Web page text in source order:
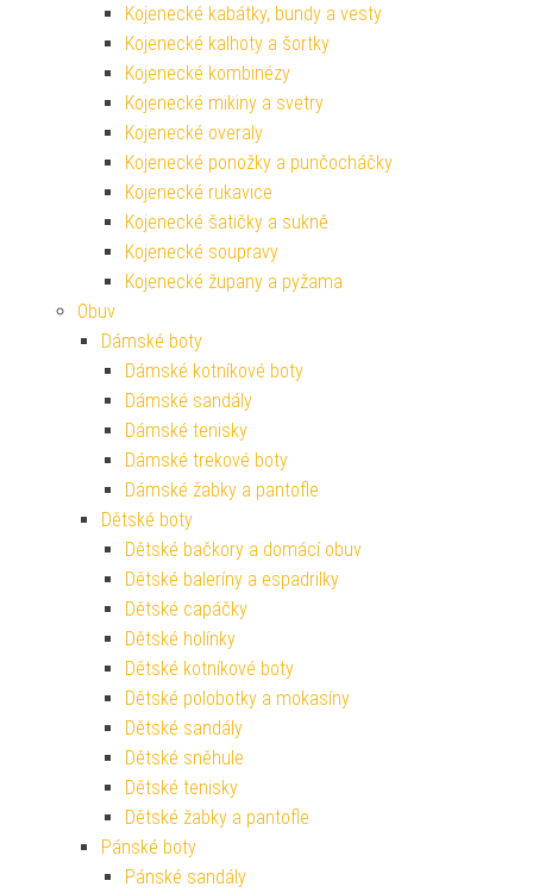
Kojenecké kabátky, bundy a vesty
Kojenecké kalhoty a šortky
Kojenecké kombinézy
Kojenecké mikiny a svetry
Kojenecké overaly
Kojenecké ponožky a punčocháčky
Kojenecké rukavice
Kojenecké šatičky a sukně
Kojenecké soupravy
Kojenecké župany a pyžama
Obuv
Dámské boty
Dámské kotníkové boty
Dámské sandály
Dámské tenisky
Dámské trekové boty
Dámské žabky a pantofle
Dětské boty
Dětské bačkory a domácí obuv
Dětské baleríny a espadrilky
Dětské capáčky
Dětské holínky
Dětské kotníkové boty
Dětské polobotky a mokasíny
Dětské sandály
Dětské sněhule
Dětské tenisky
Dětské žabky a pantofle
Pánské boty
Pánské sandály